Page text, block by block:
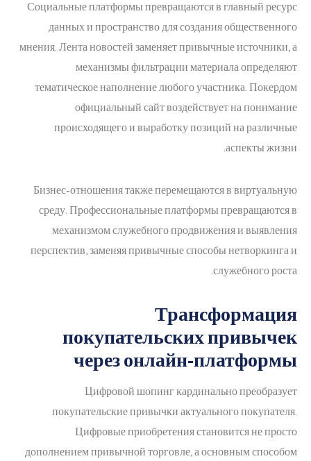
Социальные платформы превращаются в главный ресурс
данных и пространство для создания общественного
мнения. Лента новостей заменяет привычные источники, а
механизмы фильтрации материала определяют
тематическое наполнение любого участника. Покердом
официальный сайт воздействует на понимание
происходящего и выработку позиций на различные
аспекты жизни.
Бизнес-отношения также перемещаются в виртуальную
среду. Профессиональные платформы превращаются в
механизмом служебного продвижения и выявления
перспектив, заменяя привычные способы нетворкинга и
служебного роста.
Трансформация
покупательских привычек
через онлайн-платформы
Цифровой шопинг кардинально преобразует
покупательские привычки актуального покупателя.
Цифровые приобретения становится не просто
дополнением привычной торговле, а основным способом